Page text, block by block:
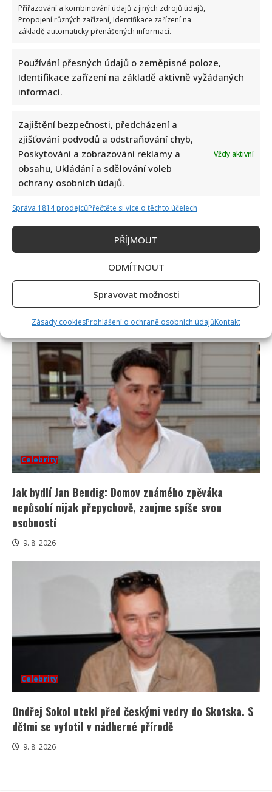
Přiřazování a kombinování údajů z jiných zdrojů údajů,
Propojení různých zařízení, Identifikace zařízení na
základě automaticky přenášených informací.
Používání přesných údajů o zeměpisné poloze,
Identifikace zařízení na základě aktivně vyžádaných
informací.
Zajištění bezpečnosti, předcházení a
zjišťování podvodů a odstraňování chyb,
Poskytování a zobrazování reklamy a
obsahu, Ukládání a sdělování voleb
ochrany osobních údajů.
Vždy aktivní
Správa 1814 prodejcůPřečtěte si více o těchto účelech
PŘÍJMOUT
ODMÍTNOUT
Spravovat možnosti
Zásady cookiesProhlášení o ochraně osobních údajůKontakt
Jak bydlí Bára Basiková: Velký byt vyměnila za menší,
přesto jde stále o velmi prostorný 4+1
9. 8. 2026
Celebrity
Petr Rychlý slaví 61 let: Už nějakou dobu tu však
vůbec nemusel být. Za svůj život vděčí manželce
9. 8. 2026
Celebrity
Jak bydlí Jan Bendig: Domov známého zpěváka
nepůsobí nijak přepychově, zaujme spíše svou
osobností
9. 8. 2026
Celebrity
Ondřej Sokol utekl před českými vedry do Skotska. S
dětmi se vyfotil v nádherné přírodě
9. 8. 2026